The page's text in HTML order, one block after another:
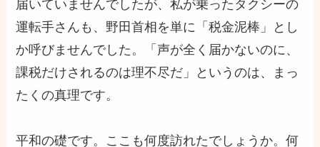
届いていませんでしたが、私が乗ったタクシーの
運転手さんも、野田首相を単に「税金泥棒」とし
か呼びませんでした。「声が全く届かないのに、
課税だけされるのは理不尽だ」というのは、まっ
たくの真理です。
平和の礎です。ここも何度訪れたでしょうか。何